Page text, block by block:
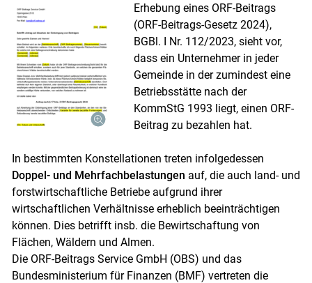
Skip to main content
Erhebung eines ORF-Beitrags
(ORF-Beitrags-Gesetz 2024),
BGBl. I Nr. 112/2023, sieht vor,
dass ein Unternehmer in jeder
Gemeinde in der zumindest eine
Betriebsstätte nach der
KommStG 1993 liegt, einen ORF-
Beitrag zu bezahlen hat.
In bestimmten Konstellationen treten infolgedessen
Doppel- und Mehrfachbelastungen auf, die auch land- und
forstwirtschaftliche Betriebe aufgrund ihrer
wirtschaftlichen Verhältnisse erheblich beeinträchtigen
können. Dies betrifft insb. die Bewirtschaftung von
Flächen, Wäldern und Almen.
Die ORF-Beitrags Service GmbH (OBS) und das
Bundesministerium für Finanzen (BMF) vertreten die